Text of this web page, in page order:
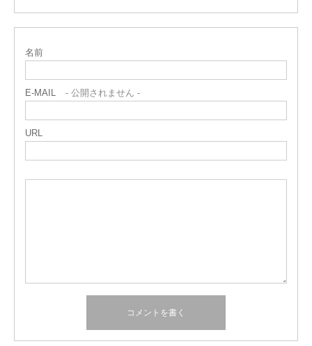
名前
E-MAIL - 公開されません -
URL